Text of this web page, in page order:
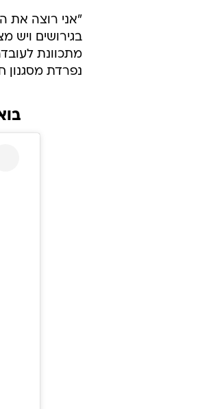
"אני רוצה את
בגירושים ויש
מתכוונת
נפרדת מסגנון